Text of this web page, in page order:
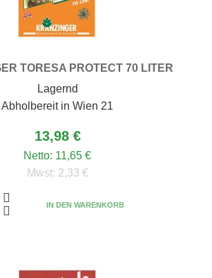
TORESA PROTECT 70 LITER
Lagernd
Abholbereit in Wien 21
13,98 €
Netto: 11,65 €
Mwst: 2,33 €
IN DEN WARENKORB